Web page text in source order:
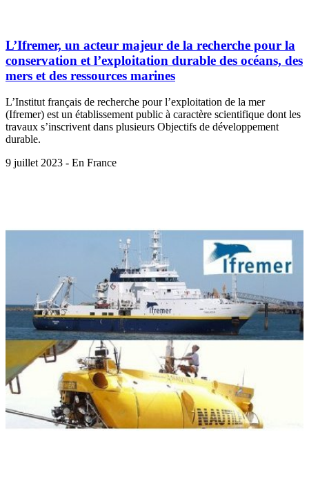
L’Ifremer, un acteur majeur de la recherche pour la
conservation et l’exploitation durable des océans, des
mers et des ressources marines
L’Institut français de recherche pour l’exploitation de la mer
(Ifremer) est un établissement public à caractère scientifique dont les
travaux s’inscrivent dans plusieurs Objectifs de développement
durable.
9 juillet 2023 - En France